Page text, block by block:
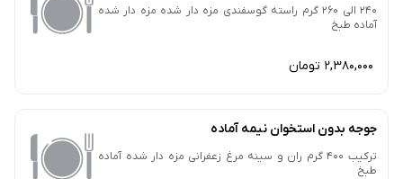
240 الی 260 گرم راسته گوسفندی مزه دار شده مزه دار شده
آماده طبخ
2,380,000 تومان
جوجه بدون استخوان نیمه آماده
ترکیب 400 گرم ران و سینه مرغ زعفرانی مزه دار شده آماده
طبخ